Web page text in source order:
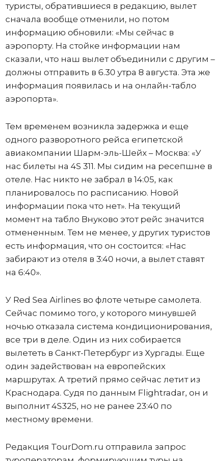
туристы, обратившиеся в редакцию, вылет
сначала вообще отменили, но потом
информацию обновили: «Мы сейчас в
аэропорту. На стойке информации нам
сказали, что наш вылет объединили с другим –
должны отправить в 6.30 утра 8 августа. Эта же
информация появилась и на онлайн-табло
аэропорта».
Тем временем возникла задержка и еще
одного разворотного рейса египетской
авиакомпании Шарм-эль-Шейх – Москва: «У
нас билеты на 4S 311. Мы сидим на ресепшне в
отеле. Нас никто не забрал в 14:05, как
планировалось по расписанию. Новой
информации пока что нет». На текущий
момент на табло Внуково этот рейс значится
отмененным. Тем не менее, у других туристов
есть информация, что он состоится: «Нас
забирают из отеля в 3:40 ночи, а вылет ставят
на 6:40».
У Red Sea Airlines во флоте четыре самолета.
Сейчас помимо того, у которого минувшей
ночью отказала система кондиционирования,
все три в деле. Один из них собирается
вылететь в Санкт-Петербург из Хургады. Еще
один задействован на европейских
маршрутах. А третий прямо сейчас летит из
Краснодара. Судя по данным Flightradar, он и
выполнит 4S325, но не ранее 23:40 по
местному времени.
Редакция TourDom.ru отправила запрос